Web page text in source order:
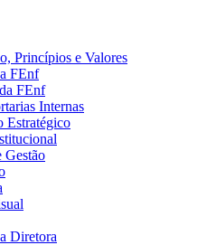
Princípios e Valores
FEnf
FEnf
Internas
Estratégico
Gestão
Diretora